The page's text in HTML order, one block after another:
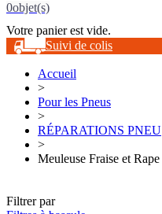
0objet(s)
Votre panier est vide.
Suivi de colis
Accueil
>
Pour les Pneus
>
RÉPARATIONS PNEU
>
Meuleuse Fraise et Rape
Filtrer par